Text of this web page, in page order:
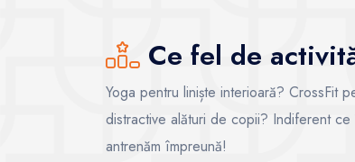
Ce fel de
Yoga pentru liniște interioară? CrossFit
distractive alături de copii? Indiferent
antrenăm împreună!